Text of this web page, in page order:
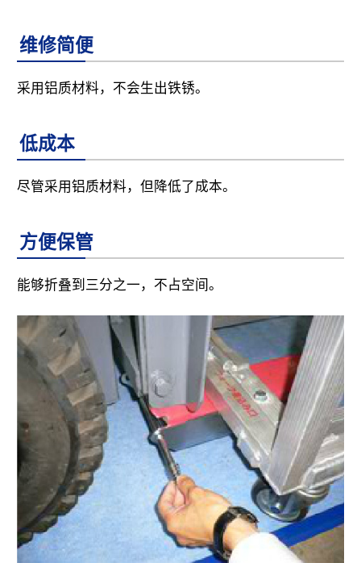
维修简便
采用铝质材料，不会生出铁锈。
低成本
尽管采用铝质材料，但降低了成本。
方便保管
能够折叠到三分之一，不占空间。